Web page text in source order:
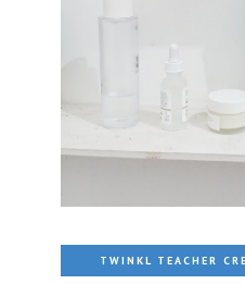
TWINKL TEACHER